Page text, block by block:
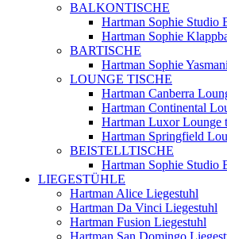
BALKONTISCHE
Hartman Sophie Studio
Hartman Sophie
BARTISCHE
Hartman Sophie
LOUNGE TISCHE
Hartman Canberra
Hartman Continental
Hartman Luxor Lounge
Hartman Springfield
BEISTELLTISCHE
Hartman Sophie Studio
LIEGESTÜHLE
Hartman Alice Liegestuhl
Hartman Da Vinci Liegestuhl
Hartman Fusion Liegestuhl
Hartman San Domingo